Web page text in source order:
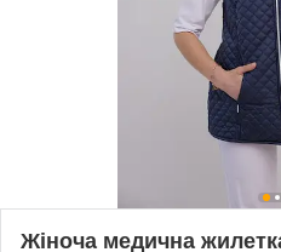
Жіноча медична